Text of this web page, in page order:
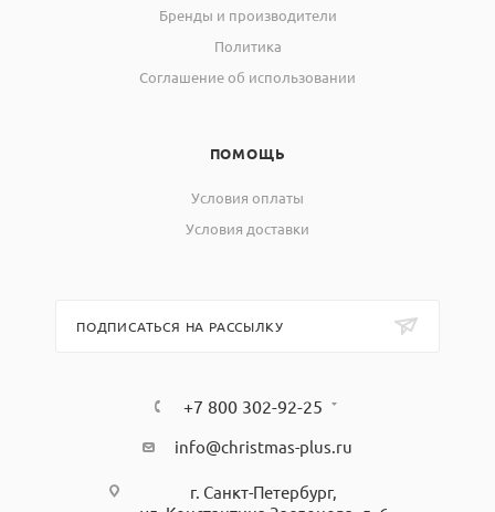
Бренды и производители
Политика
Соглашение об использовании
ПОМОЩЬ
Условия оплаты
Условия доставки
ПОДПИСАТЬСЯ НА РАССЫЛКУ
+7 800 302-92-25
info@christmas-plus.ru
г. Санкт-Петербург,